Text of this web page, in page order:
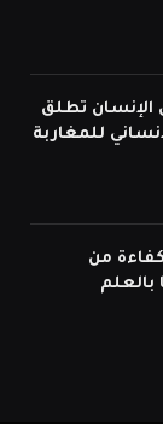
الإنسان تطلق
للمغاربة
من